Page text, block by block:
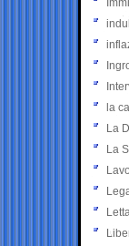
la
La
La